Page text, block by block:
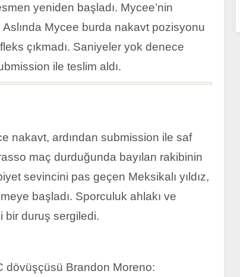
yeniden başladı. Mycee’nin
Aslında Mycee burda nakavt pozisyonu
çıkmadı. Saniyeler yok denece
ile teslim aldı.
nakavt, ardından submission ile saf
maç durduğunda bayılan rakibinin
sevincini pas geçen Meksikalı yıldız,
başladı. Sporculuk ahlakı ve
bir duruş sergiledi.
dövüşçüsü Brandon Moreno: